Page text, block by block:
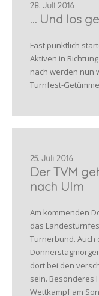
28. Juli 2016
… Und los
Fast pünktlich
Aktiven in
nach werden nun
Turnfest-
25. Juli 2016
Der TVM
nach Ulm
Am kommenden
das
Turnerbund. Auch
dort bei den
sein. Besonderes
Wettkampf am